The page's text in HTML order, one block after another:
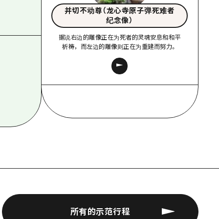
并切不动尊（龙心寺原子弹死难者
纪念像）
据说右边的雕像正在为死者的灵魂安息和和平
祈祷，而左边的雕像则正在为重建而努力。
所有的示范行程